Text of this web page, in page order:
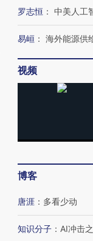
罗志恒 ： 中美人工
易峘 ： 海外能源供
视频
博客
唐涯 ： 多看少动
知识分子 ： AI冲击